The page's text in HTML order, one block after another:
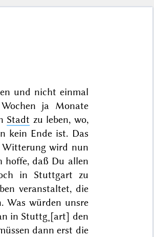
und nicht einmal
ja Monate
Stadt zu leben, wo,
kein Ende ist. Das
Witterung wird nun
hoffe, daß Du allen
in Stuttgart zu
veranstaltet, die
Was würden unsre
in Stuttg˖[art] den
dann erst die